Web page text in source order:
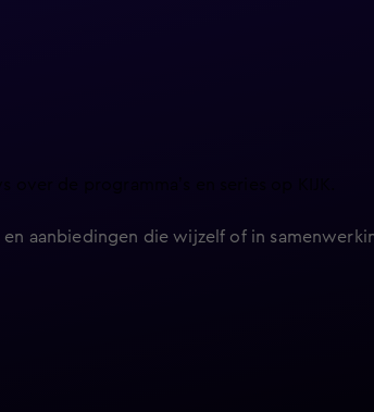
de programma’s en series op KIJK.
aanbiedingen die wijzelf of in